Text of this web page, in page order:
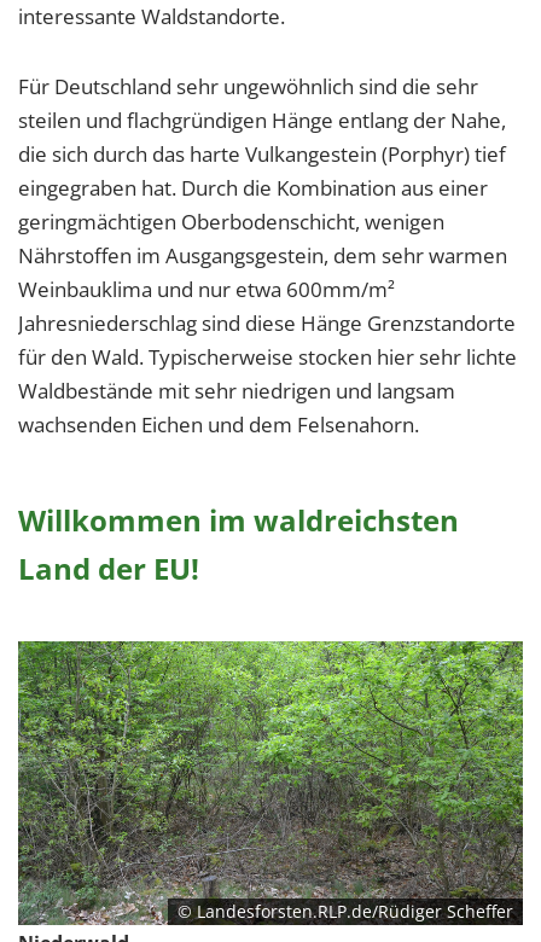
interessante Waldstandorte.
Für Deutschland sehr ungewöhnlich sind die sehr
steilen und flachgründigen Hänge entlang der Nahe,
die sich durch das harte Vulkangestein (Porphyr) tief
eingegraben hat. Durch die Kombination aus einer
geringmächtigen Oberbodenschicht, wenigen
Nährstoffen im Ausgangsgestein, dem sehr warmen
Weinbauklima und nur etwa 600mm/m²
Jahresniederschlag sind diese Hänge Grenzstandorte
für den Wald. Typischerweise stocken hier sehr lichte
Waldbestände mit sehr niedrigen und langsam
wachsenden Eichen und dem Felsenahorn.
Willkommen im waldreichsten
Land der EU!
© Landesforsten.RLP.de/Rüdiger Scheffer